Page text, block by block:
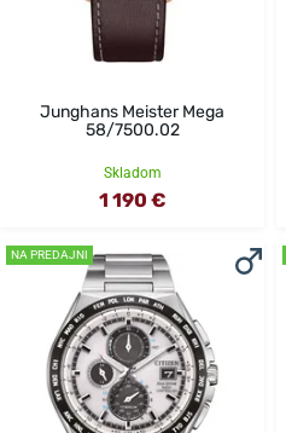
Junghans Meister Mega
58/7500.02
Skladom
1 190 €
NA PREDAJNI